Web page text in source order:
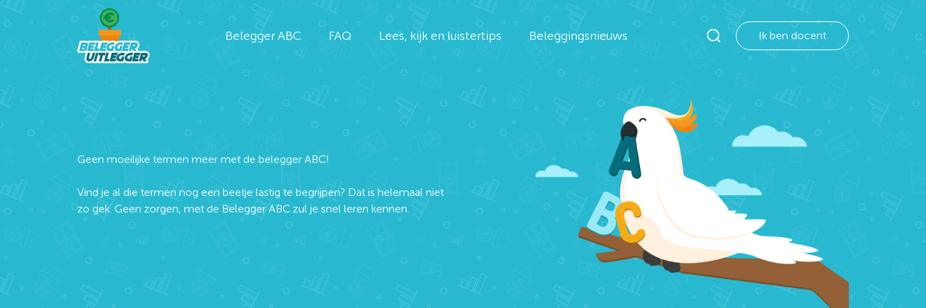
Belegger ABC FAQ Lees, kijk en luistertips Beleggingsnieuws Ik ben docent
Geen moeilijke termen meer met de belegger ABC!
Vind je al die termen nog een beetje lastig te begrijpen? Dat is helemaal niet
zo gek. Geen zorgen, met de Belegger ABC zul je snel leren kennen.